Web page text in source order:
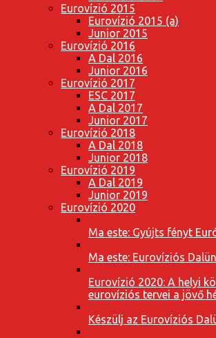
Eurovízió 2015
Eurovízió 2015 (a)
Junior 2015
Eurovízió 2016
A Dal 2016
Junior 2016
Eurovízió 2017
ESC 2017
A Dal 2017
Junior 2017
Eurovízió 2018
A Dal 2018
Junior 2018
Eurovízió 2019
A Dal 2019
Junior 2019
Eurovízió 2020
Ma este: Gyújts fényt
Ma este: Eurovíziós
Eurovízió 2020: A helyi
eurovíziós tervei a jövő
Készülj az Eurovíziós